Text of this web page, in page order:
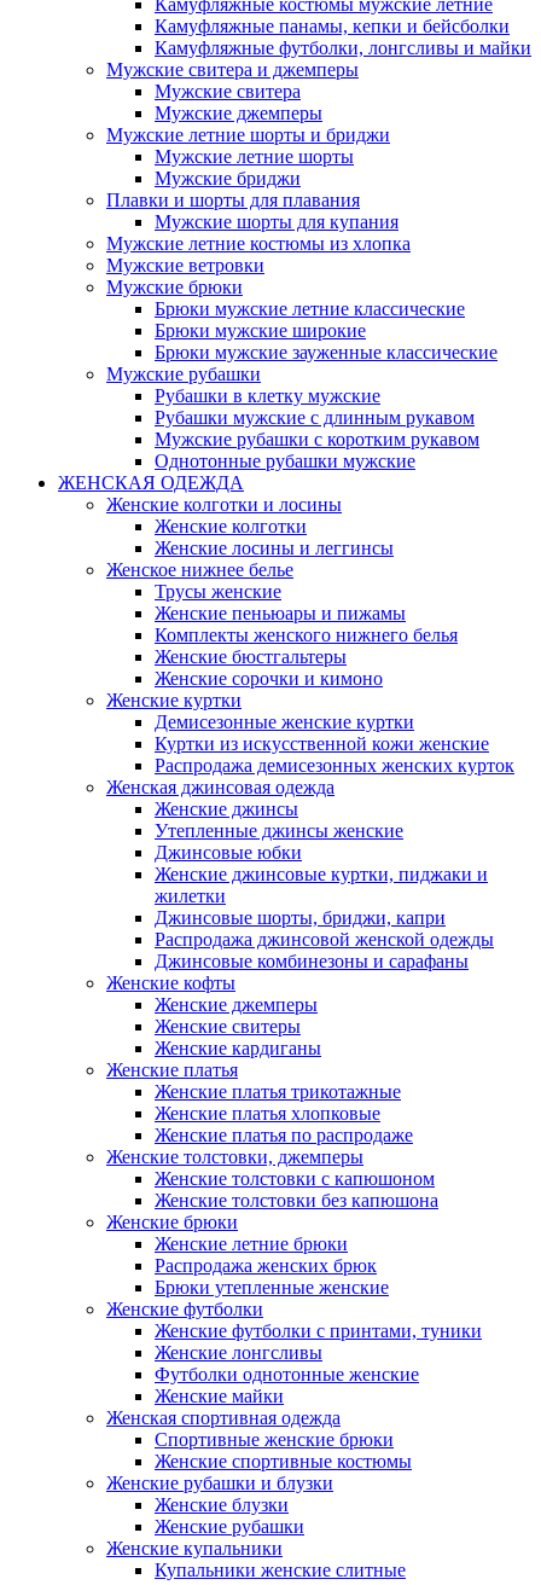
Камуфляжные костюмы мужские летние
Камуфляжные панамы, кепки и бейсболки
Камуфляжные футболки, лонгсливы и майки
Мужские свитера и джемперы
Мужские свитера
Мужские джемперы
Мужские летние шорты и бриджи
Мужские летние шорты
Мужские бриджи
Плавки и шорты для плавания
Мужские шорты для купания
Мужские летние костюмы из хлопка
Мужские ветровки
Мужские брюки
Брюки мужские летние классические
Брюки мужские широкие
Брюки мужские зауженные классические
Мужские рубашки
Рубашки в клетку мужские
Рубашки мужские с длинным рукавом
Мужские рубашки с коротким рукавом
Однотонные рубашки мужские
ЖЕНСКАЯ ОДЕЖДА
Женские колготки и лосины
Женские колготки
Женские лосины и леггинсы
Женское нижнее белье
Трусы женские
Женские пеньюары и пижамы
Комплекты женского нижнего белья
Женские бюстгальтеры
Женские сорочки и кимоно
Женские куртки
Демисезонные женские куртки
Куртки из искусственной кожи женские
Распродажа демисезонных женских курток
Женская джинсовая одежда
Женские джинсы
Утепленные джинсы женские
Джинсовые юбки
Женские джинсовые куртки, пиджаки и
жилетки
Джинсовые шорты, бриджи, капри
Распродажа джинсовой женской одежды
Джинсовые комбинезоны и сарафаны
Женские кофты
Женские джемперы
Женские свитеры
Женские кардиганы
Женские платья
Женские платья трикотажные
Женские платья хлопковые
Женские платья по распродаже
Женские толстовки, джемперы
Женские толстовки с капюшоном
Женские толстовки без капюшона
Женские брюки
Женские летние брюки
Распродажа женских брюк
Брюки утепленные женские
Женские футболки
Женские футболки с принтами, туники
Женские лонгсливы
Футболки однотонные женские
Женские майки
Женская спортивная одежда
Спортивные женские брюки
Женские спортивные костюмы
Женские рубашки и блузки
Женские блузки
Женские рубашки
Женские купальники
Купальники женские слитные